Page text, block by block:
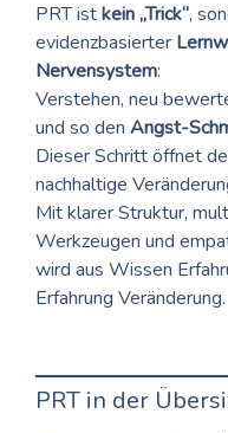
PRT istkein „Trick“,
evidenzbasierter
Nervensystem:
Verstehen, neu
und so den
Dieser Schritt öffnet
nachhaltige
Mit klarer Struktur,
Werkzeugen und
wird aus Wissen
Erfahrung Veränderung.
PRT in der